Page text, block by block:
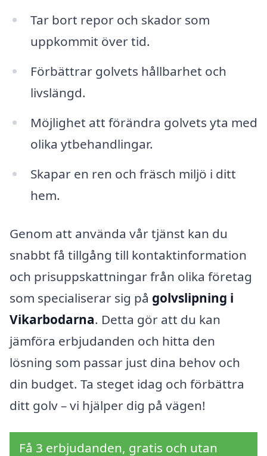
Tar bort repor och skador som
uppkommit över tid.
Förbättrar golvets hållbarhet och
livslängd.
Möjlighet att förändra golvets yta med
olika ytbehandlingar.
Skapar en ren och fräsch miljö i ditt
hem.
Genom att använda vår tjänst kan du
snabbt få tillgång till kontaktinformation
och prisuppskattningar från olika företag
som specialiserar sig på golvslipning i
Vikarbodarna. Detta gör att du kan
jämföra erbjudanden och hitta den
lösning som passar just dina behov och
din budget. Ta steget idag och förbättra
ditt golv – vi hjälper dig på vägen!
Få 3 erbjudanden, gratis och utan